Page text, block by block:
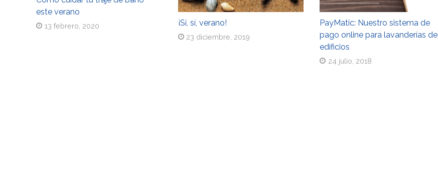
este verano
13 febrero, 2020 ¡Sí, sí, verano!
23 diciembre, 2019
PayMatic: Nuestro sistema de
pago online para lavanderías de
edificios
24 julio, 2018